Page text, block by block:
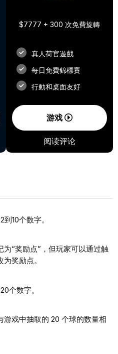
$7777 + 300 次免費旋轉
真人荷官遊戲
每日免費錦標賽
行動和桌面友好
游戏
阅读评论
10个数字。
“奖励点”，但玩家可以通过触
奖励点。
个数字。
游戏中抽取的 20 个球的数量相